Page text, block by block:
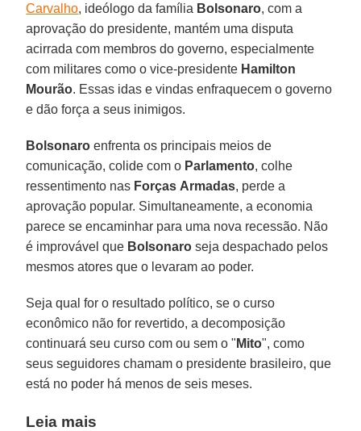
Carvalho, ideólogo da família Bolsonaro, com a
aprovação do presidente, mantém uma disputa
acirrada com membros do governo, especialmente
com militares como o vice-presidente Hamilton
Mourão. Essas idas e vindas enfraquecem o governo
e dão força a seus inimigos.
Bolsonaro enfrenta os principais meios de
comunicação, colide com o Parlamento, colhe
ressentimento nas Forças Armadas, perde a
aprovação popular. Simultaneamente, a economia
parece se encaminhar para uma nova recessão. Não
é improvável que Bolsonaro seja despachado pelos
mesmos atores que o levaram ao poder.
Seja qual for o resultado político, se o curso
econômico não for revertido, a decomposição
continuará seu curso com ou sem o " Mito", como
seus seguidores chamam o presidente brasileiro, que
está no poder há menos de seis meses.
Leia mais